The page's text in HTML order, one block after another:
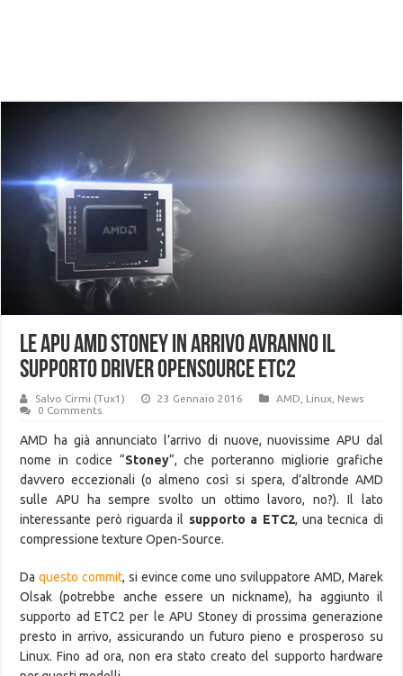
Le APU AMD Stoney in arrivo avranno il
supporto driver OpenSource ETC2
Salvo Cirmi (Tux1) 23 Gennaio 2016 AMD Linux News
0 Comments
AMD ha già annunciato l’arrivo di nuove, nuovissime APU dal
nome in codice “Stoney“, che porteranno migliorie grafiche
davvero eccezionali (o almeno così si spera, d’altronde AMD
sulle APU ha sempre svolto un ottimo lavoro, no?). Il lato
interessante però riguarda il supporto a ETC2, una tecnica di
compressione texture Open-Source.
Daquesto commit, si evince come uno sviluppatore AMD, Marek
Olsak (potrebbe anche essere un nickname), ha aggiunto il
supporto ad ETC2 per le APU Stoney di prossima generazione
presto in arrivo, assicurando un futuro pieno e prosperoso su
Linux. Fino ad ora, non era stato creato del supporto hardware